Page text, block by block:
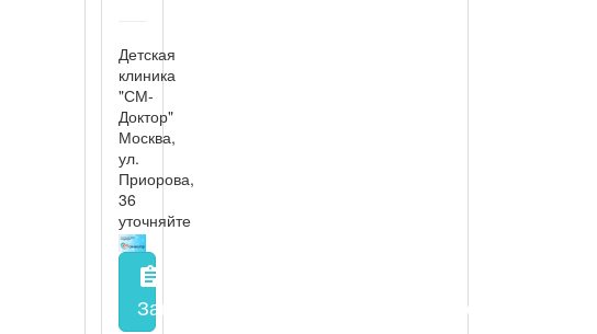
Детская
клиника
"СМ-
Доктор"
Москва,
ул.
Приорова,
36
уточняйте
assignment
Запись на прием заполнить форму онлайн